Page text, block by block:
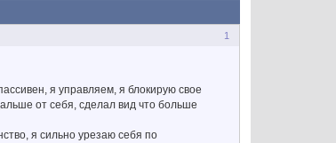
1
я управляем, я блокирую свое
от себя, сделал вид что больше
я сильно урезаю себя по